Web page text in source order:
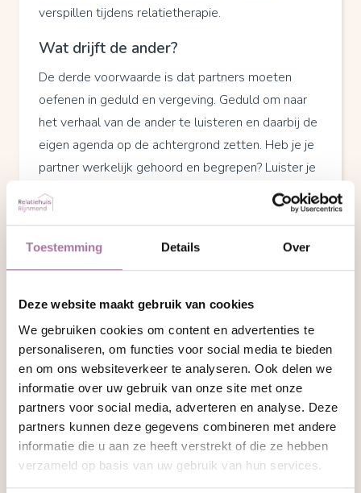
Toestemming Details Over
Deze website maakt gebruik van cookies
We gebruiken cookies om content en advertenties te
personaliseren, om functies voor social media te bieden
en om ons websiteverkeer te analyseren. Ook delen we
informatie over uw gebruik van onze site met onze
partners voor social media, adverteren en analyse. Deze
partners kunnen deze gegevens combineren met andere
informatie die u aan ze heeft verstrekt of die ze hebben
verzameld op basis van uw gebruik van hun services.
verspillen tijdens relatietherapie.
Wat drijft de ander?
De derde voorwaarde is dat partners moeten
oefenen in geduld en vergeving. Geduld om naar
het verhaal van de ander te luisteren en daarbij de
eigen agenda op de achtergrond zetten. Heb je je
partner werkelijk gehoord en begrepen? Luister je
en stel je open vragen om te weten te komen wat
de ander ten diepste voortdrijft?
Vergeving
dat ook zonder een God of Goden naar verlossing
kan leiden. Vergeving voor het feit dat we zijn wie
we zijn en vergeving voor het feit dat de ander niet
zo is als wij zouden willen dat hij of zij is.
“De zwakke kan nooit vergeven, vergeven is het
kenmerk van de sterke.”
Mahatma Gandhi